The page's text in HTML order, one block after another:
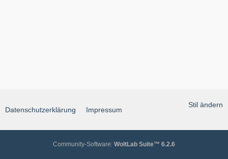
Stil ändern
Datenschutzerklärung Impressum
Community-Software: WoltLab Suite™ 6.2.6